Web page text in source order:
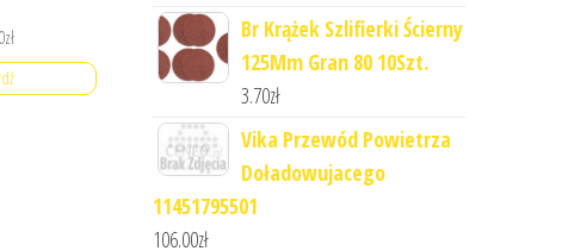
zł
Br Krążek Szlifierki Ścierny
125Mm Gran 80 10Szt.
3.70zł
Vika Przewód Powietrza
Doładowujacego
11451795501
106.00zł